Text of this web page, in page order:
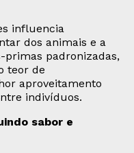
influencia
dos animais e a
padronizadas,
teor de
aproveitamento
indivíduos.
sabor e